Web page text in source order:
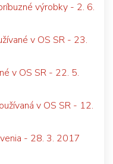
výrobky - 2. 6.
v OS SR - 23.
v OS SR - 22. 5.
v OS SR - 12.
- 28. 3. 2017